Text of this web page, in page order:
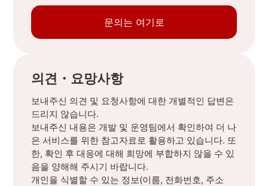
문의는 여기로
의견・요망사항
보내주신 의견 및 요청사항에 대한 개별적인 답변은
드리지 않습니다.
보내주신 내용은 개발 및 운영팀에서 확인하여 더 나
은 서비스를 위한 참고자료로 활용하고 있습니다. 또
한, 확인 후 대응에 대해 희망에 부합하지 않을 수 있
음을 양해해 주시기 바랍니다.
개인을 식별할 수 있는 정보(이름, 전화번호, 주소